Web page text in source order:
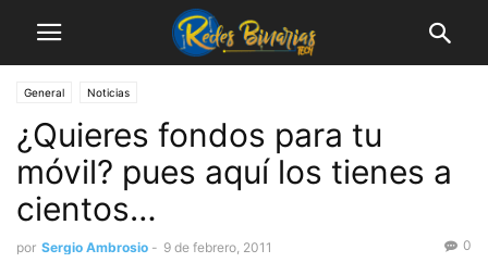
General Noticias
¿Quieres fondos para tu
móvil? pues aquí los tienes a
cientos…
por Sergio Ambrosio - 9 de febrero, 2011 0